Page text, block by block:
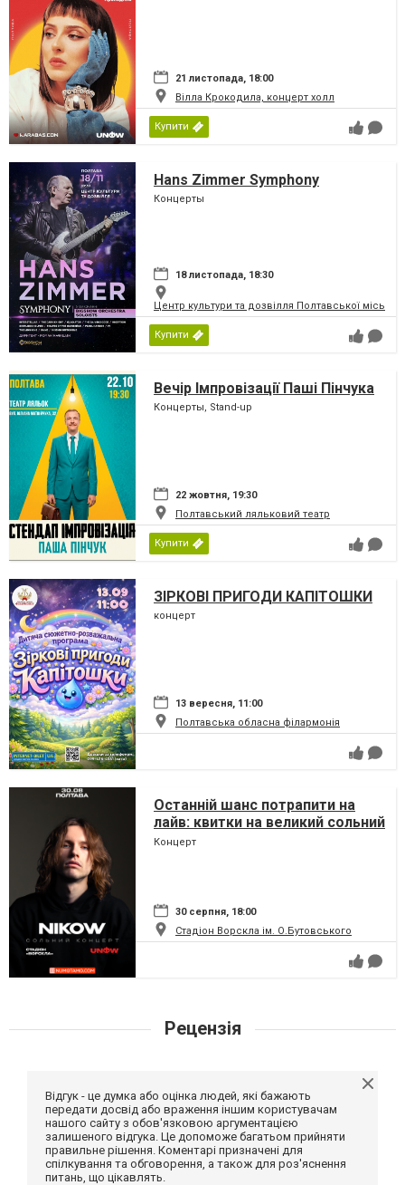
21 листопада, 18:00
Вілла Крокодила, концерт холл
Купити
Hans Zimmer Symphony
Концерты
18 листопада, 18:30
Центр культури та дозвілля Полтавської
Купити
Вечір Імпровізації Паші Пінчука
Концерты, Stand-up
22 жовтня, 19:30
Полтавський ляльковий театр
Купити
ЗІРКОВІ ПРИГОДИ КАПІТОШКИ
концерт
13 вересня, 11:00
Полтавська обласна філармонія
Останній шанс потрапити на
лайв: квитки на великий сольний
концерт Nikow у Полтаві
Концерт
30 серпня, 18:00
Стадіон Ворскла ім. О.Бутовського
Рецензія
Відгук - це думка або оцінка людей, які бажають
передати досвід або враження іншим користувачам
нашого сайту з обов'язковою аргументацією
залишеного відгука. Це допоможе багатьом прийняти
правильне рішення. Коментарі призначені для
спілкування та обговорення, а також для роз'яснення
питань, що цікавлять.